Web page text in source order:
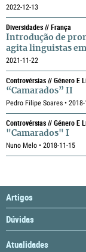
2022-12-13
Diversidades // França
Introdução de
agita linguistas
2021-11-22
Controvérsias // Género E
“Camarados” II
Pedro Filipe Soares •
Controvérsias // Género E
"Camarados" I
Nuno Melo • 2018-11-15
Artigos
Dúvidas
Atualidades